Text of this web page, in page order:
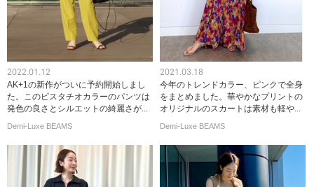
2022.01.12
AK+1の新作がついに予約開始しまし
た。このピスタチオカラーのパンツは
発色の良さとシルエットの綺麗さが...
Demi-Luxe BEAMS
2021.03.18
今年のトレンドカラー、ピンクで全身
をまとめました。華やかなプリントの
オリジナルのスカートは素材も軽や...
Demi-Luxe BEAMS